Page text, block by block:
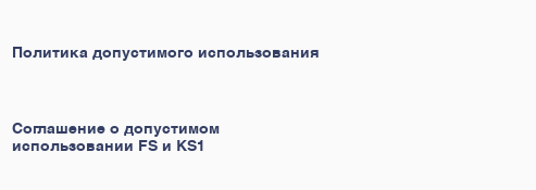
Политика допустимого использования
Соглашение о допустимом
использовании FS и KS1